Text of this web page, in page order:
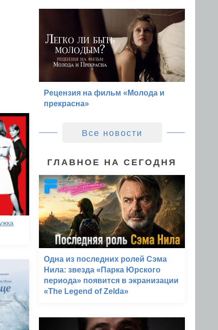
Рецензия на фильм «Молода и
прекрасна»
Все новости
ГЛАВНОЕ НА СЕГОДНЯ
Одна из последних ролей Сэма
Нила: звезда «Парка Юрского
периода» появится в экранизации
«The Legend of Zelda»